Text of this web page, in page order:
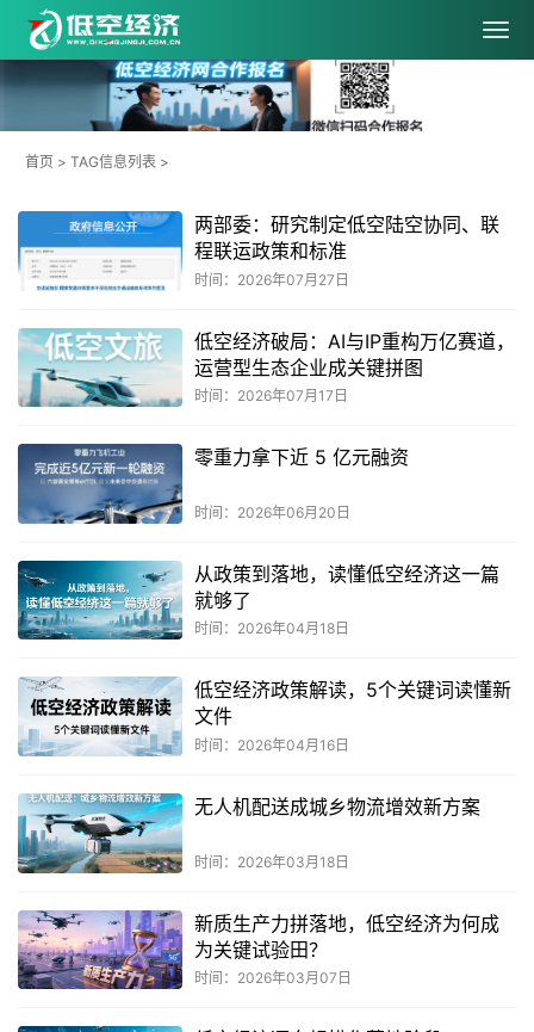
首页 > TAG信息列表 >
两部委：研究制定低空陆空协同、联
程联运政策和标准
时间：2026年07月27日
低空经济破局：AI与IP重构万亿赛道，
运营型生态企业成关键拼图
时间：2026年07月17日
零重力拿下近 5 亿元融资
时间：2026年06月20日
从政策到落地，读懂低空经济这一篇
就够了
时间：2026年04月18日
低空经济政策解读，5个关键词读懂新
文件
时间：2026年04月16日
无人机配送成城乡物流增效新方案
时间：2026年03月18日
新质生产力拼落地，低空经济为何成
为关键试验田？
时间：2026年03月07日